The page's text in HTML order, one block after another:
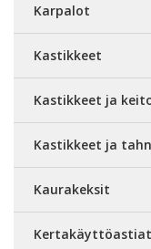
Karpalot
Kastikkeet
Kastikkeet ja
Kastikkeet ja
Kaurakeksit
Kertakäyttöastiat